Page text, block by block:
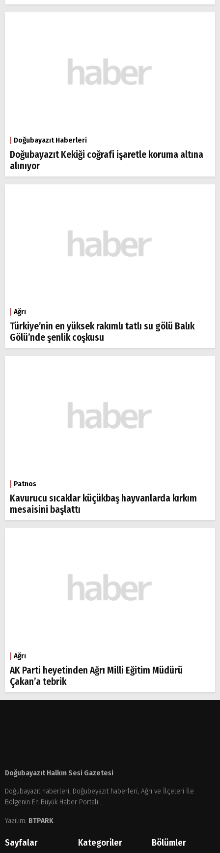
Doğubayazıt Haberleri
Doğubayazıt Kekiği coğrafi işaretle koruma altına
alınıyor
Ağrı
Türkiye’nin en yüksek rakımlı tatlı su gölü Balık
Gölü’nde şenlik coşkusu
Patnos
Kavurucu sıcaklar küçükbaş hayvanlarda kırkım
mesaisini başlattı
Ağrı
AK Parti heyetinden Ağrı Milli Eğitim Müdürü
Çakan’a tebrik
Doğubayazıt Halkın Sesi Gazetesi
Doğubayazıt haberleri, Doğubeyazıt haberleri, Ağrı ve İlçeleri İle
Bölgenin En Büyük Haber Portalı...
Yazılım: BTPARK
Sayfalar Kategoriler Bölümler